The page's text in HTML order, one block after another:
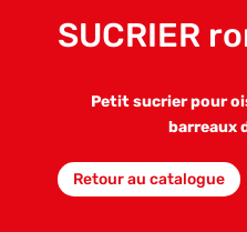
SUCRIER
Petit sucrier pour
barreaux
Retour au catalogue